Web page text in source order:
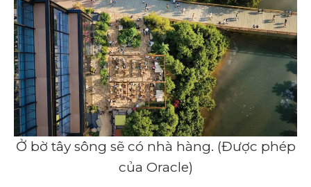
Ở bờ tây sông sẽ có nhà hàng. (Được phép
của Oracle)